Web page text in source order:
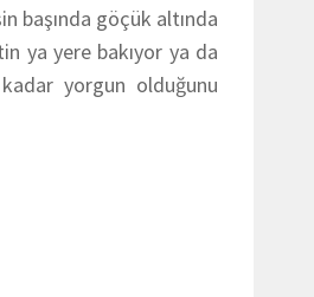
başında göçük altında
ya yere bakıyor ya da
yorgun olduğunu